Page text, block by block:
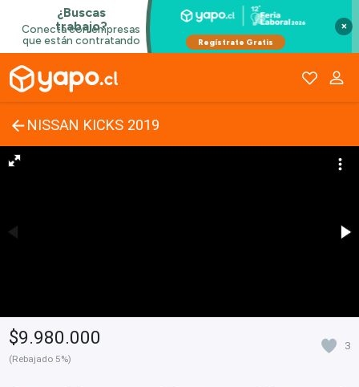
×
NISSAN KICKS 2019
$9.980.000
(Rebajado 5%)
3